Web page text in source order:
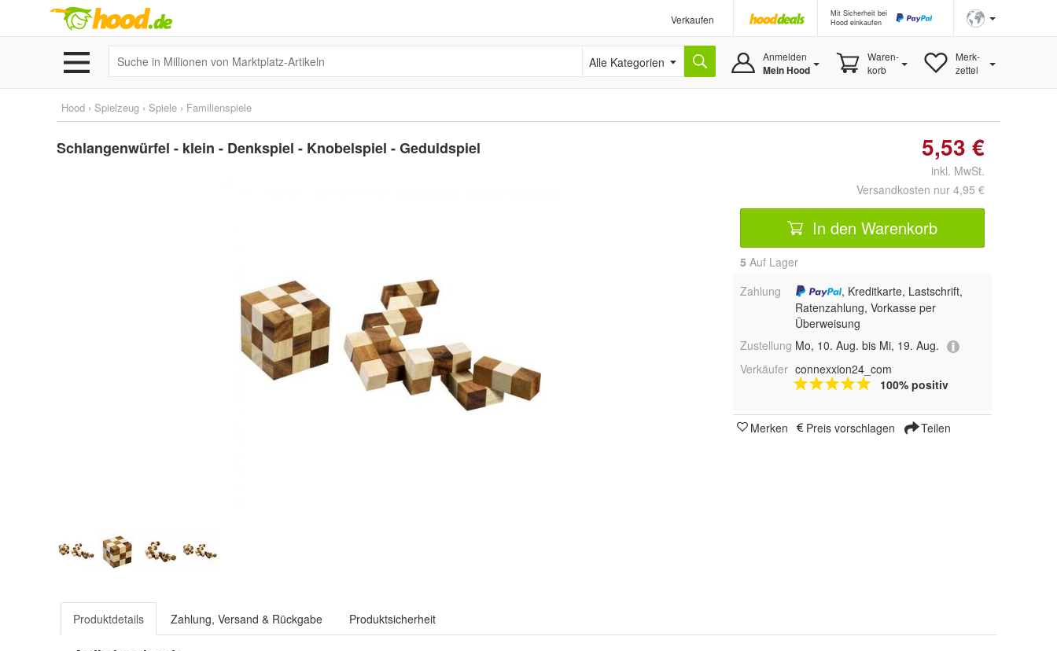
Verkaufen
Mit Sicherheit bei
Hood einkaufen
Alle Kategorien Anmelden
Mein Hood
Waren-
korb
Merk-
zettel
Hood › Spielzeug › Spiele › Familienspiele
Schlangenwürfel - klein - Denkspiel - Knobelspiel - Geduldspiel 5,53 €
inkl. MwSt.
Versandkosten nur 4,95 €
In den Warenkorb
5 Auf Lager
Zahlung
, Kreditkarte, Lastschrift,
Ratenzahlung, Vorkasse per
Überweisung
Zustellung Mo, 10. Aug. bis Mi, 19. Aug.
Verkäufer connexxion24_com
100% positiv
Merken Preis vorschlagen Teilen
Produktdetails Zahlung, Versand & Rückgabe Produktsicherheit